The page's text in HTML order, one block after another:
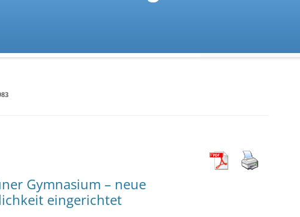
Gymnasium – neue
eingerichtet